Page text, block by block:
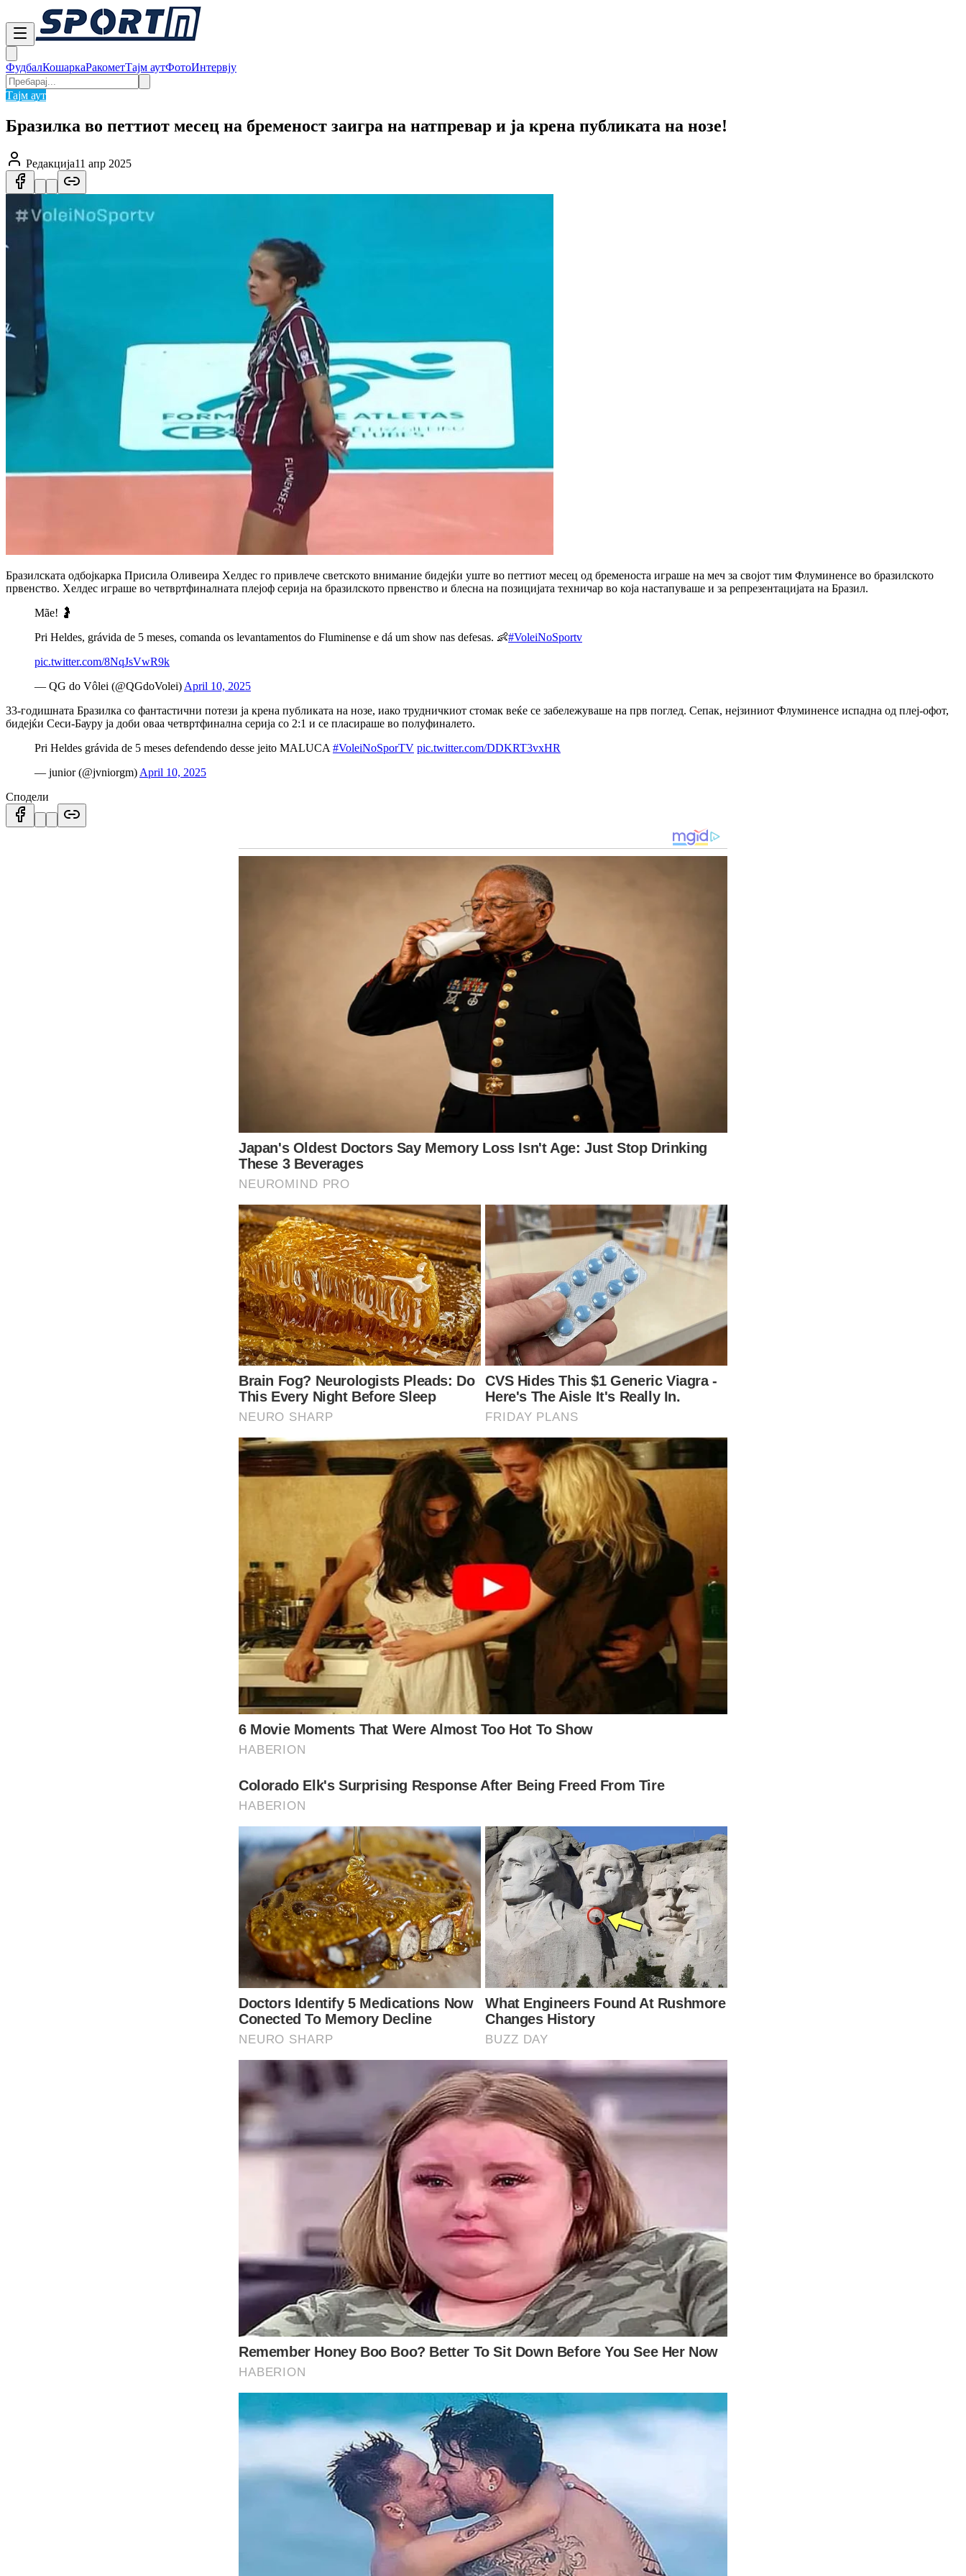
ФудбалКошаркаРакометТајм аутФотоИнтервју
Тајм аут
Бразилка во петтиот месец на бременост заигра на натпревар и ја крена публиката на нозе!
Редакција11 апр 2025
Бразилската одбојкарка Присила Оливеира Хелдес го привлече светското внимание бидејќи уште во петтиот месец од бременоста играше на меч за својот тим Флуминенсе во бразилското
првенство. Хелдес играше во четвртфиналната плејоф серија на бразилското првенство и блесна на позицијата техничар во која настапуваше и за репрезентацијата на Бразил.
Mãe! 🤰
Pri Heldes, grávida de 5 meses, comanda os levantamentos do Fluminense e dá um show nas defesas. 👶#VoleiNoSportv
pic.twitter.com/8NqJsVwR9k
— QG do Vôlei (@QGdoVolei) April 10, 2025
33-годишната Бразилка со фантастични потези ја крена публиката на нозе, иако трудничкиот стомак веќе се забележуваше на прв поглед. Сепак, нејзиниот Флуминенсе испадна од плеј-офот,
бидејќи Сеси-Бауру ја доби оваа четвртфинална серија со 2:1 и се пласираше во полуфиналето.
Pri Heldes grávida de 5 meses defendendo desse jeito MALUCA #VoleiNoSporTV pic.twitter.com/DDKRT3vxHR
— junior (@jvniorgm) April 10, 2025
Сподели